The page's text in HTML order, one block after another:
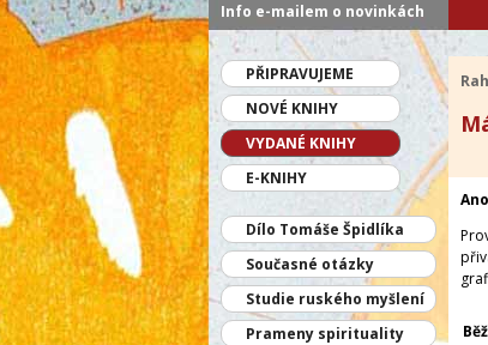
PŘIPRAVUJEME
NOVÉ KNIHY
VYDANÉ KNIHY
E-KNIHY
Dílo Tomáše Špidlíka
Současné otázky
Studie ruského myšlení
Prameny spirituality
Info e-mailem o novinkách